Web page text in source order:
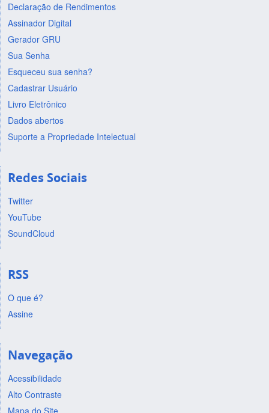
Declaração de Rendimentos
Assinador Digital
Gerador GRU
Sua Senha
Esqueceu sua senha?
Cadastrar Usuário
Livro Eletrônico
Dados abertos
Suporte a Propriedade Intelectual
Redes Sociais
Twitter
YouTube
SoundCloud
RSS
O que é?
Assine
Navegação
Acessibilidade
Alto Contraste
Mapa do Site